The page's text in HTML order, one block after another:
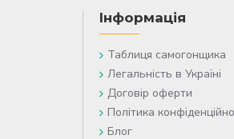
Інформація
Таблиця самогонщика
Легальність в Україні
Договір оферти
Політика
Блог